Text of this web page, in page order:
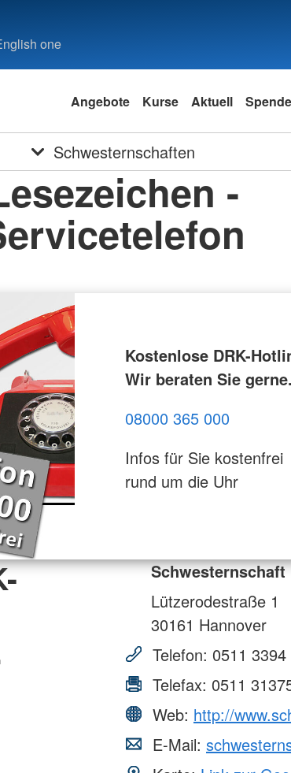
one
Angebote Kurse Aktuell
Schwesternschaften
-
Kostenlose DRK-
Wir beraten Sie gerne.
08000 365 000
Infos für Sie kostenfrei
rund um die Uhr
Schwesternschaft
Lützerodestraße 1
30161 Hannover
Telefon: 0511
Telefax: 0511
Web: http://
E-Mail: